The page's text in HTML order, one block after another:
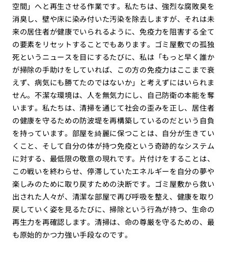
空間」へと再生させる作業です。私たちは、強烈な腐敗臭を
消臭し、壁や床に染み付いた汚染を除去しますが、それは未
来の居住者が健康でいられるように、免疫力を阻害する全て
の要素をリセットすることでもあります。ゴミ屋敷での孤独
死というニュースを目にするたびに、私は「もっと早く誰か
が掃除の手助けをしていれば、この方の免疫力はここまで衰
えず、病気にも勝てたのではないか」と考えずにはいられま
せん。不潔な環境は、人を無気力にし、自己防衛の本能を奪
います。私たちは、清掃を通じて社会の歪みを正し、居住者
の健康を守るための防波堤を再構築しているのだという自負
を持っています。部屋を綺麗に保つことは、自分が生きてい
くこと、そして自分の体が持つ免疫という奇跡的なシステム
に対する、最低限の敬意の現れです。片付けをすることは、
この戦いを終わらせ、停滞していたエネルギーを自分の夢や
楽しみのために取り戻すための決断です。ゴミ屋敷から救い
出された人々が、清潔な部屋で再び呼吸を整え、健康を取り
戻していく姿を見るたびに、掃除という行為が持つ、生命の
再生力を再確認します。清掃は、命の尊厳を守るための、最
も原始的かつ力強い手段なのです。